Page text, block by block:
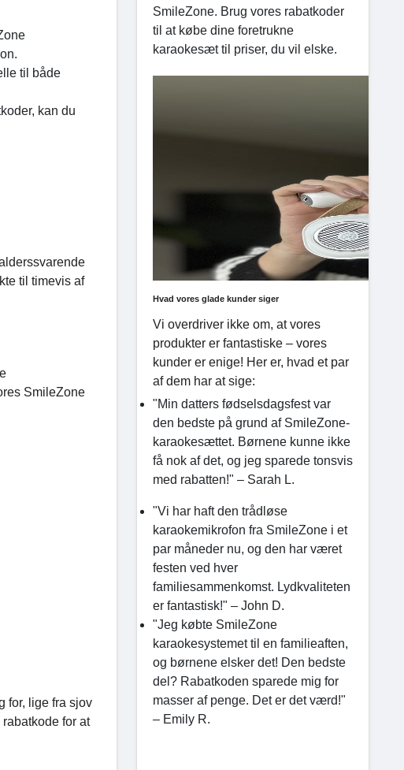
til både
kan du
til timevis af
SmileZone
for, lige fra sjov
for at
SmileZone. Brug vores rabatkoder
til at købe dine foretrukne
karaokesæt til priser, du vil elske.
Hvad vores glade kunder siger
Vi overdriver ikke om, at vores
produkter er fantastiske – vores
kunder er enige! Her er, hvad et par
af dem har at sige:
"Min datters fødselsdagsfest var
den bedste på grund af SmileZone-
karaokesættet. Børnene kunne ikke
få nok af det, og jeg sparede tonsvis
med rabatten!" – Sarah L.
"Vi har haft den trådløse
karaokemikrofon fra SmileZone i et
par måneder nu, og den har været
festen ved hver
familiesammenkomst. Lydkvaliteten
er fantastisk!" – John D.
"Jeg købte SmileZone
karaokesystemet til en familieaften,
og børnene elsker det! Den bedste
del? Rabatkoden sparede mig for
masser af penge. Det er det værd!"
– Emily R.